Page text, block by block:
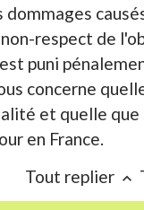
respect de
puni
concerne
et quelle que
en France.
Tout replier keyboard_arrow_up